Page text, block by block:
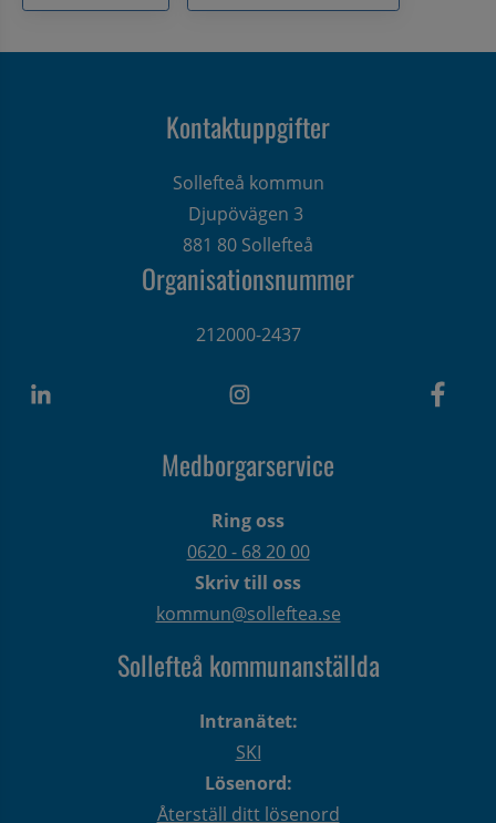
Kontaktuppgifter
Sollefteå kommun
Djupövägen 3
881 80 Sollefteå
Organisationsnummer
212000-2437
Medborgarservice
Ring oss
0620 - 68 20 00
Skriv till oss
kommun@solleftea.se
Sollefteå kommunanställda
Intranätet:
SKI
Lösenord:
Återställ ditt lösenord